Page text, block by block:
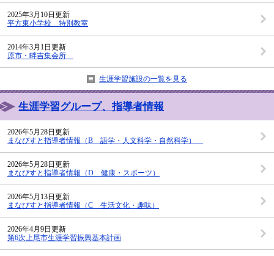
2025年3月10日更新
平方東小学校 特別教室
2014年3月1日更新
原市・畔吉集会所
生涯学習施設の一覧を見る
生涯学習グループ、指導者情報
2026年5月28日更新
まなびすと指導者情報（B 語学・人文科学・自然科学）
2026年5月28日更新
まなびすと指導者情報（D 健康・スポーツ）
2026年5月13日更新
まなびすと指導者情報（C 生活文化・趣味）
2026年4月9日更新
第6次上尾市生涯学習振興基本計画